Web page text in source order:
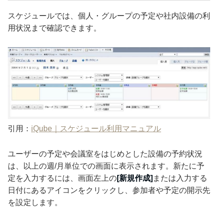
スケジュールでは、個人・グループの予定や社内設備の利
用状況まで確認できます。
引用： iQube｜スケジュール利用マニュアル
ユーザーの予定や会議室をはじめとした設備の予約状況
は、以上の週/月単位での画面に表示されます。新たに予
定を入力するには、画面左上の[新規作成] または入力する
日付にあるアイコンをクリックし、参加者や予定の開示先
を設定します。